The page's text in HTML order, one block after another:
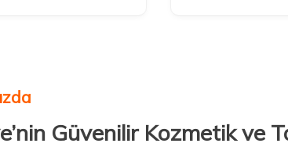
Güvenilir Kozmetik ve